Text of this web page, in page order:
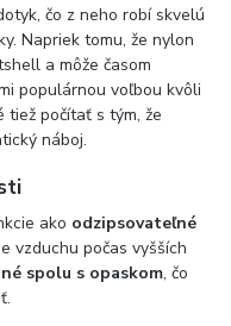
čo z neho robí skvelú
Napriek tomu, že nylon
a môže časom
populárnou voľbou kvôli
tiež počítať s tým, že
náboj.
ako odzipsovateľné
vzduchu počas vyšších
spolu s opaskom, čo